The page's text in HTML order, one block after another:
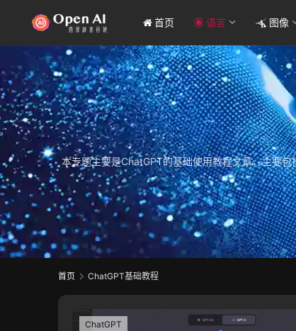
首页 语言 图像
本专题主要是ChatGPT的基础使用教程文章，主要
首页 ChatGPT基础教程
ChatGPT